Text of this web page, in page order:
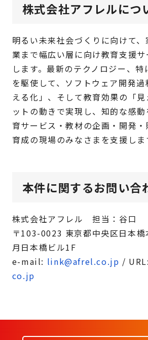
株式会社アフレルにつ
明るい未来社会づくりに向けて
業まで幅広い層に向け教育支援
します。最新のテクノロジー、特
を駆使して、ソフトウェア開発
える化」、そして教育効果の「
ットの動きで実現し、知的な感
育サービス・教材の企画・開発
育成の現場のみなさまを支援しま
本件に関するお問い合
株式会社アフレル 担当：谷口
〒103-0023 東京都中央区日本
月日本橋ビル1F
e-mail: link@afrel.co.jp / URL:
co.jp